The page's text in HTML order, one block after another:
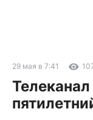
29 мая в 7:41